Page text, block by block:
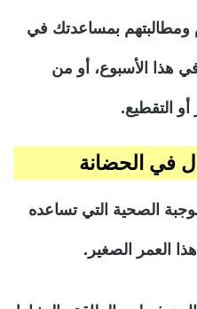
بمساعدتك في
هذا الأسبوع، أو من
أو التقطيع.
في الحضانة
الصحية التي تساعده
العمر الصغير.